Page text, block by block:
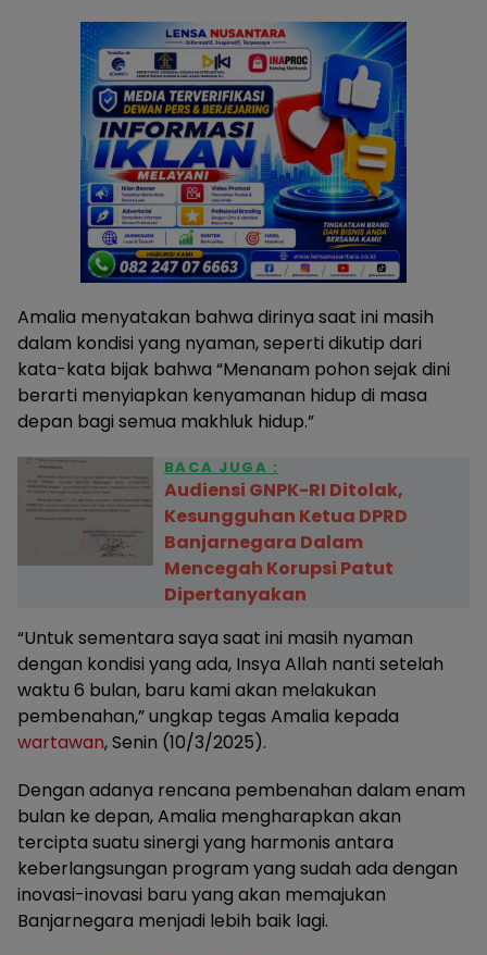
Amalia menyatakan bahwa dirinya saat ini masih
dalam kondisi yang nyaman, seperti dikutip dari
kata-kata bijak bahwa “Menanam pohon sejak dini
berarti menyiapkan kenyamanan hidup di masa
depan bagi semua makhluk hidup.”
BACA JUGA :
Audiensi GNPK-RI Ditolak,
Kesungguhan Ketua DPRD
Banjarnegara Dalam
Mencegah Korupsi Patut
Dipertanyakan
“Untuk sementara saya saat ini masih nyaman
dengan kondisi yang ada, Insya Allah nanti setelah
waktu 6 bulan, baru kami akan melakukan
pembenahan,” ungkap tegas Amalia kepada
wartawan, Senin (10/3/2025).
Dengan adanya rencana pembenahan dalam enam
bulan ke depan, Amalia mengharapkan akan
tercipta suatu sinergi yang harmonis antara
keberlangsungan program yang sudah ada dengan
inovasi-inovasi baru yang akan memajukan
Banjarnegara menjadi lebih baik lagi.